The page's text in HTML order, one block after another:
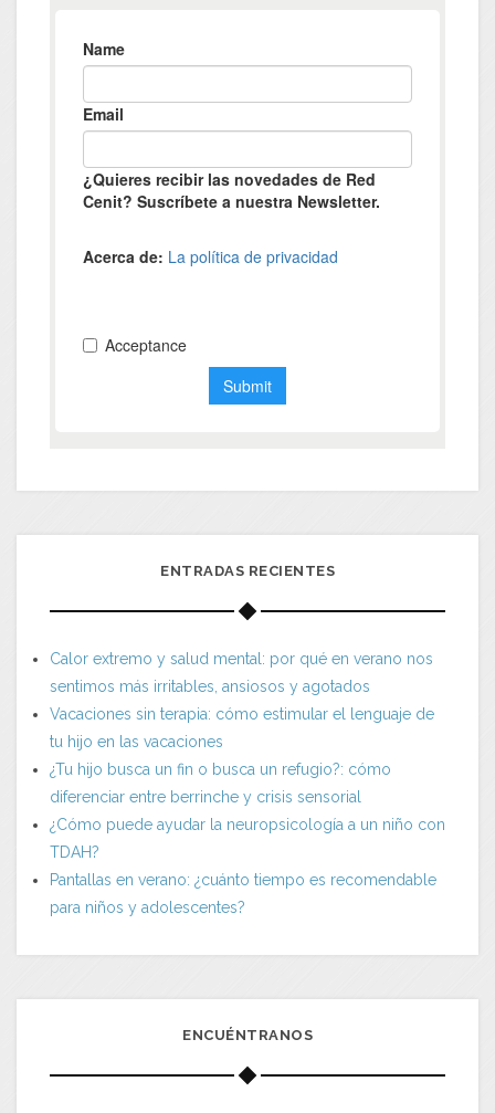
ENTRADAS RECIENTES
Calor extremo y salud mental: por qué en verano nos
sentimos más irritables, ansiosos y agotados
Vacaciones sin terapia: cómo estimular el lenguaje de
tu hijo en las vacaciones
¿Tu hijo busca un fin o busca un refugio?: cómo
diferenciar entre berrinche y crisis sensorial
¿Cómo puede ayudar la neuropsicología a un niño con
TDAH?
Pantallas en verano: ¿cuánto tiempo es recomendable
para niños y adolescentes?
ENCUÉNTRANOS